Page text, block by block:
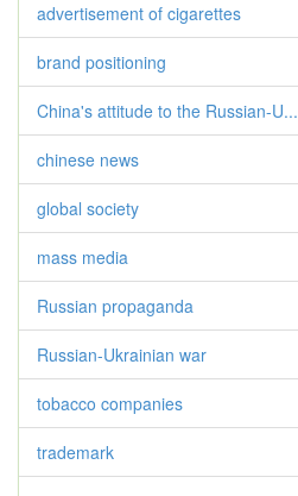
advertisement of cigarettes
brand positioning
China's attitude to the Russian-U...
chinese news
global society
mass media
Russian propaganda
Russian-Ukrainian war
tobacco companies
trademark